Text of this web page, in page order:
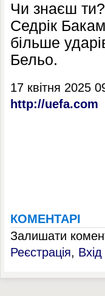
Чи знаєш
Седрік
більше
Бельо.
17 квітня 2025
http://uefa.com
КОМЕНТАРІ
Залишати
Реєстрація, Вхід